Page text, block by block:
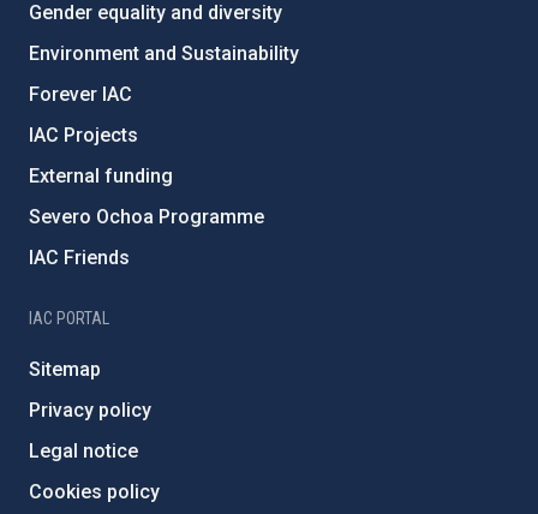
Gender equality and diversity
Environment and Sustainability
Forever IAC
IAC Projects
External funding
Severo Ochoa Programme
IAC Friends
IAC PORTAL
Sitemap
Privacy policy
Legal notice
Cookies policy